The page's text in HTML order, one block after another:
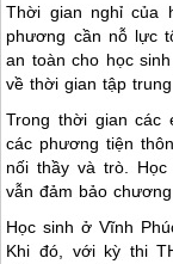
Thời gian nghỉ của
phương cần nỗ lực
an toàn cho học
về thời gian tập
Trong thời gian các
các phương tiện
nối thầy và trò.
vẫn đảm bảo
Học sinh ở Vĩnh
Khi đó, với kỳ thi